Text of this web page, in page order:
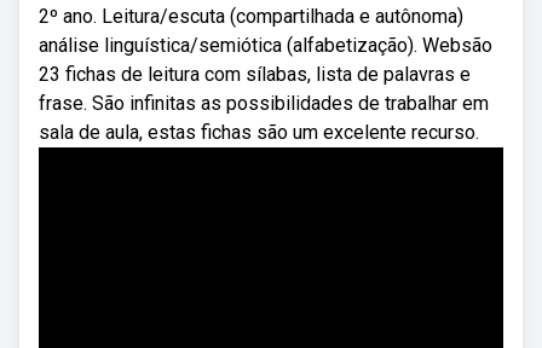
2º ano. Leitura/escuta (compartilhada e autônoma)
análise linguística/semiótica (alfabetização). Websão
23 fichas de leitura com sílabas, lista de palavras e
frase. São infinitas as possibilidades de trabalhar em
sala de aula, estas fichas são um excelente recurso.